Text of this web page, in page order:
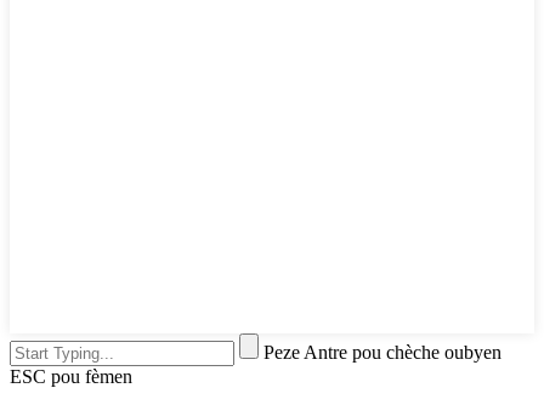
Peze Antre pou chèche oubyen
ESC pou fèmen